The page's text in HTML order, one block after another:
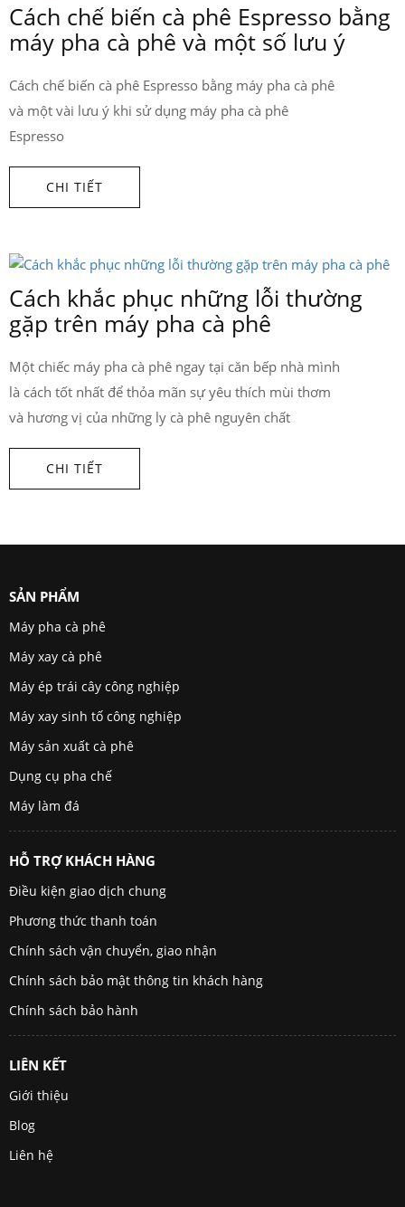
Cách chế biến cà phê Espresso bằng
máy pha cà phê và một số lưu ý
Cách chế biến cà phê Espresso bằng máy pha cà phê
và một vài lưu ý khi sử dụng máy pha cà phê
Espresso
CHI TIẾT
Cách khắc phục những lỗi thường
gặp trên máy pha cà phê
Một chiếc máy pha cà phê ngay tại căn bếp nhà mình
là cách tốt nhất để thỏa mãn sự yêu thích mùi thơm
và hương vị của những ly cà phê nguyên chất
CHI TIẾT
SẢN PHẨM
Máy pha cà phê
Máy xay cà phê
Máy ép trái cây công nghiệp
Máy xay sinh tố công nghiệp
Máy sản xuất cà phê
Dụng cụ pha chế
Máy làm đá
HỖ TRỢ KHÁCH HÀNG
Điều kiện giao dịch chung
Phương thức thanh toán
Chính sách vận chuyển, giao nhận
Chính sách bảo mật thông tin khách hàng
Chính sách bảo hành
LIÊN KẾT
Giới thiệu
Blog
Liên hệ